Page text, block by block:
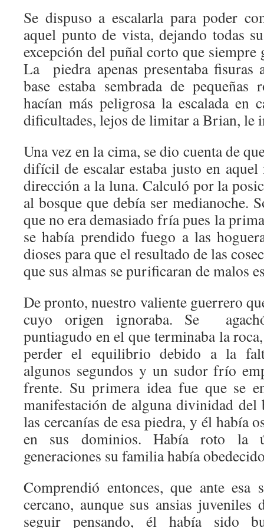
Se dispuso a escalarla para poder
aquel punto de vista, dejando todas
excepción del puñal corto que siempre
La piedra apenas presentaba fisuras
base estaba sembrada de pequeñas
hacían más peligrosa la escalada en
dificultades, lejos de limitar a Brian, le
Una vez en la cima, se dio cuenta de
difícil de escalar estaba justo en
dirección a la luna. Calculó por la
al bosque que debía ser medianoche.
que no era demasiado fría pues la
se había prendido fuego a las
dioses para que el resultado de las
que sus almas se purificaran de malos
De pronto, nuestro valiente guerrero
cuyo origen ignoraba. Se
puntiagudo en el que terminaba la
perder el equilibrio debido a la
algunos segundos y un sudor frío
frente. Su primera idea fue que se
manifestación de alguna divinidad del
las cercanías de esa piedra, y él había
en sus dominios. Había roto la
generaciones su familia había
Comprendió entonces, que ante esa
cercano, aunque sus ansias
seguir pensando, él había sido